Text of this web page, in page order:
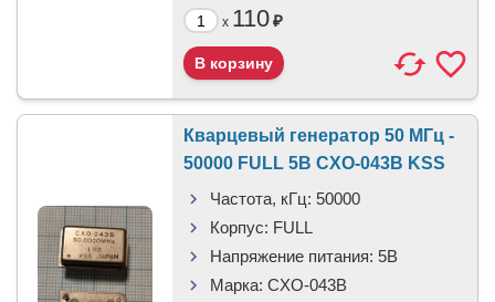
x 110₽
Кварцевый генератор 50 МГц -
50000 FULL 5В CXO-043B KSS
Частота, кГц: 50000
Корпус: FULL
Напряжение питания: 5В
Марка: CXO-043B